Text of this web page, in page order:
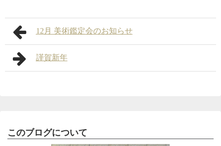
12月 美術鑑定会のお知らせ
謹賀新年
このブログについて